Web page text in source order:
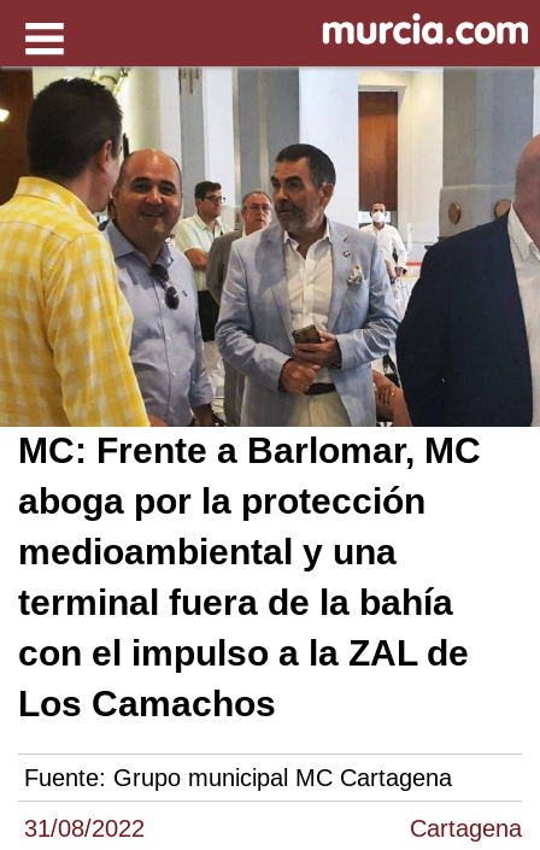
31/08/2022 Cartagena
MC: Frente a Barlomar, MC
aboga por la protección
medioambiental y una
terminal fuera de la bahía
con el impulso a la ZAL de
Los Camachos
Fuente: Grupo municipal MC Cartagena